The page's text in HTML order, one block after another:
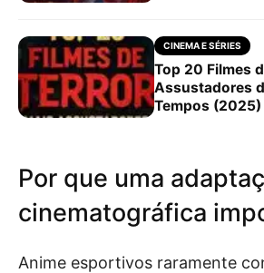
CINEMA E SÉRIES
Top 20 Filmes
Assustadores
Tempos (2025)
Por que uma
cinematográfica
Anime esportivos raramente